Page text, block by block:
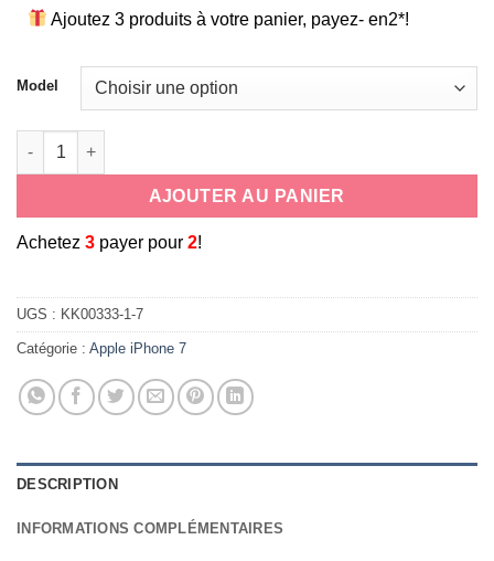
Ajoutez 3 produits à votre panier, payez- en2*!
Model
quantité de Coque transparente en silicone extra clair pour
AJOUTER AU PANIER
Achetez 3 payer pour 2!
UGS : KK00333-1-7
Catégorie : Apple iPhone 7
DESCRIPTION
INFORMATIONS COMPLÉMENTAIRES